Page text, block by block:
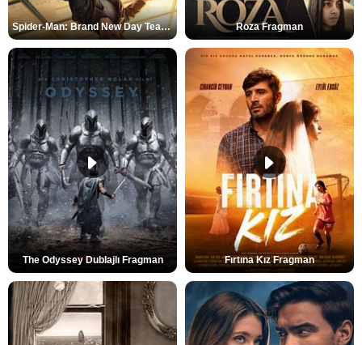
Spider-Man: Brand New Day Teaser Roza Fragman
The Odyssey Dublajlı Fragman Fırtına Kız Fragman